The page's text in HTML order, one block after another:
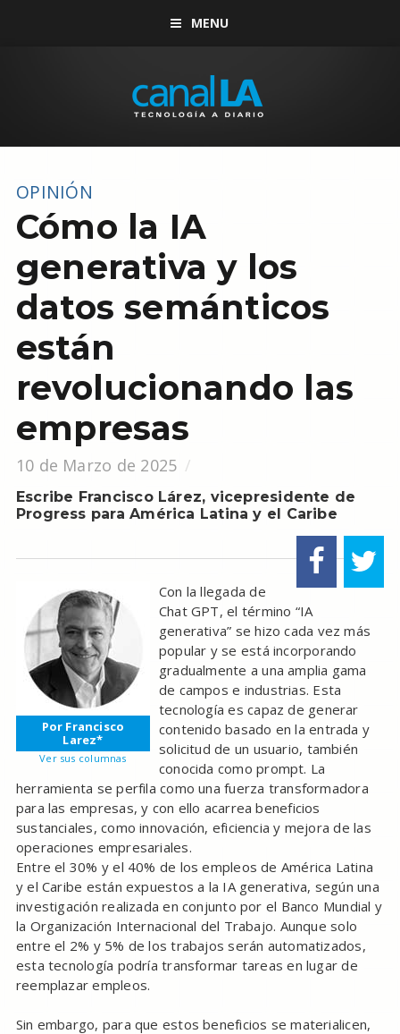
MENU
OPINIÓN
Cómo la IA
generativa y los
datos semánticos
están
revolucionando las
empresas
10 de Marzo de 2025
Escribe Francisco Lárez, vicepresidente de
Progress para América Latina y el Caribe
Por Francisco
Larez*
Ver sus columnas
Con la llegada de
Chat GPT, el término “IA
generativa” se hizo cada vez más
popular y se está incorporando
gradualmente a una amplia gama
de campos e industrias. Esta
tecnología es capaz de generar
contenido basado en la entrada y
solicitud de un usuario, también
conocida como prompt. La
herramienta se perfila como una fuerza transformadora
para las empresas, y con ello acarrea beneficios
sustanciales, como innovación, eficiencia y mejora de las
operaciones empresariales.
Entre el 30% y el 40% de los empleos de América Latina
y el Caribe están expuestos a la IA generativa, según una
investigación realizada en conjunto por el Banco Mundial y
la Organización Internacional del Trabajo. Aunque solo
entre el 2% y 5% de los trabajos serán automatizados,
esta tecnología podría transformar tareas en lugar de
reemplazar empleos.
Sin embargo, para que estos beneficios se materialicen,